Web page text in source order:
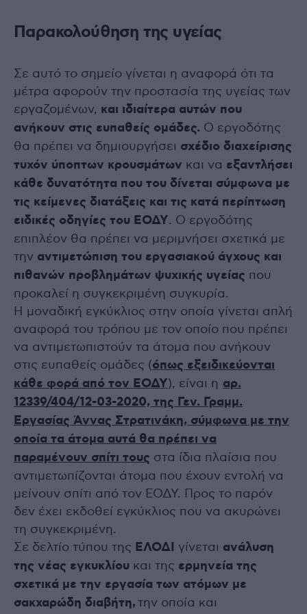
Παρακολούθηση της υγείας
Σε αυτό το σημείο γίνεται η αναφορά ότι τα
μέτρα αφορούν την προστασία της υγείας των
εργαζομένων, και ιδιαίτερα αυτών που
ανήκουν στις ευπαθείς ομάδες. Ο εργοδότης
θα πρέπει να δημιουργήσει σχέδιο διαχείρισης
τυχόν ύποπτων κρουσμάτων και να εξαντλήσει
κάθε δυνατότητα που του δίνεται σύμφωνα με
τις κείμενες διατάξεις και τις κατά περίπτωση
ειδικές οδηγίες του ΕΟΔΥ. Ο εργοδότης
επιπλέον θα πρέπει να μεριμνήσει σχετικά με
την αντιμετώπιση του εργασιακού άγχους και
πιθανών προβλημάτων ψυχικής υγείας που
προκαλεί η συγκεκριμένη συγκυρία.
Η μοναδική εγκύκλιος στην οποία γίνεται απλή
αναφορά του τρόπου με τον οποίο που πρέπει
να αντιμετωπιστούν τα άτομα που ανήκουν
στις ευπαθείς ομάδες (όπως εξειδικεύονται
κάθε φορά από τον ΕΟΔΥ), είναι η αρ.
12339/404/12-03-2020, της Γεν. Γραμμ.
Εργασίας Άννας Στρατινάκη, σύμφωνα με την
οποίατα άτομα αυτά θα πρέπει να
παραμένουν σπίτι τους στα ίδια πλαίσια που
αντιμετωπίζονται άτομα που έχουν εντολή να
μείνουν σπίτι από τον ΕΟΔΥ. Προς το παρόν
δεν έχει εκδοθεί εγκύκλιος που να ακυρώνει
τη συγκεκριμένη.
Σε δελτίο τύπου της ΕΛΟΔΙ γίνεται ανάλυση
της νέας εγκυκλίου και της ερμηνεία της
σχετικά με την εργασία των ατόμων με
σακχαρώδη διαβήτη,την οποία και